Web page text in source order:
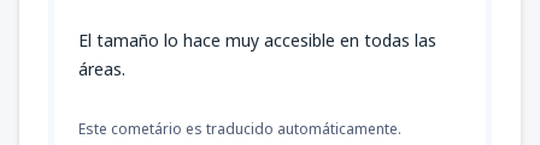
El tamaño lo hace muy accesible en todas las
áreas.
Este cometário es traducido automáticamente.